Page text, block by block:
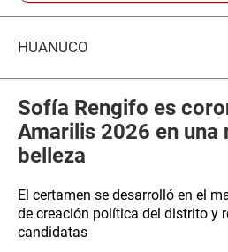
HUÁNUCO
Sofía Rengifo es
Amarilis 2026 en una
belleza
El certamen se desarrolló en el
de creación política del distrito y
candidatas